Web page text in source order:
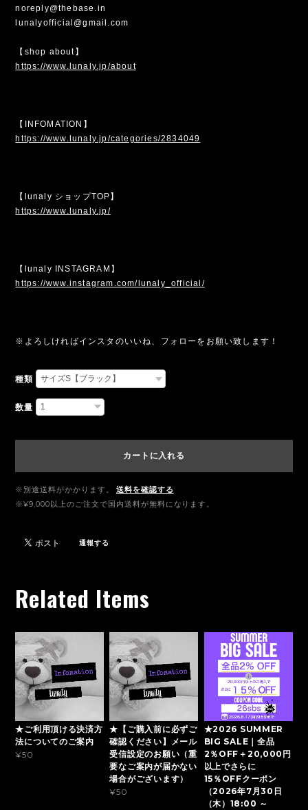
noreply@thebase.in
lunalyofficial@gmail.com
【shop about】
https://www.lunaly.jp/about
【INFOMATION】
https://www.lunaly.jp/categories/2834049
【lunaly ショップTOP】
https://www.lunaly.jp/
【lunaly INSTAGRAM】
https://www.instagram.com/lunaly_official/
※よろしければインスタのいいね、フォローをお願い致します！
種類
数量
カートに入れる
※別途送料がかかります。
送料を確認する
※¥9,000以上のご注文で国内送料が無料になります。
通報する
Related Items
★ご利用頂ける決済方
法についてのご案内
¥50
★【ご購入前に必ずご
確認ください】メール
受信設定のお願い（重
要なご案内が届かない
場合がございます）
¥50
★2026 SUMMER
BIG SALE｜全品
2％OFF＋20,000円
以上でさらに
15％OFFクーポン
（2026年7月30日
（木）18:00 ～